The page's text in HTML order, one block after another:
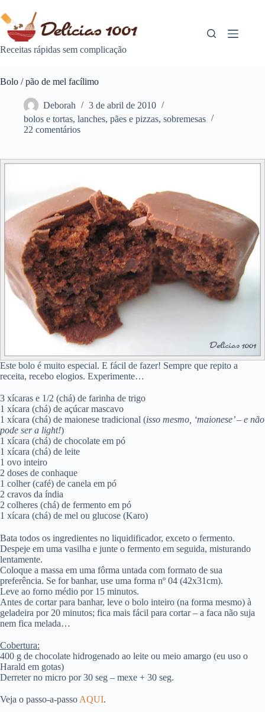
para
conteúdo
Receitas rápidas sem complicação
Bolo / pão de mel facílimo
Deborah
3 de abril de 2010
bolos e tortas, lanches, pães e pizzas, sobremesas
22 comentários
Este bolo é muito especial. E fácil de fazer! Sempre que repito a
receita, recebo elogios. Experimente…
3 xícaras e 1/2 (chá) de farinha de trigo
1 xícara (chá) de açúcar mascavo
1 xícara (chá) de maionese tradicional (isso mesmo, ‘maionese’ – e não
pode ser a light!)
1 xícara (chá) de chocolate em pó
1 xícara (chá) de leite
1 ovo inteiro
2 doses de conhaque
1 colher (café) de canela em pó
2 cravos da índia
2 colheres (chá) de fermento em pó
1 xícara (chá) de mel ou glucose (Karo)
Bata todos os ingredientes no liquidificador, exceto o fermento.
Despeje em uma vasilha e junte o fermento em seguida, misturando
lentamente.
Coloque a massa em uma fôrma untada com formato de sua
preferência. Se for banhar, use uma forma nº 04 (42x31cm).
Leve ao forno médio por 15 minutos.
Antes de cortar para banhar, leve o bolo inteiro (na forma mesmo) à
geladeira por 20 minutos; fica mais fácil para cortar – a faca não suja
nem fica melada…
Cobertura:
400 g de chocolate hidrogenado ao leite ou meio amargo (eu uso o
Harald em gotas)
Derreter no micro por 30 seg – mexe + 30 seg.
Veja o passo-a-passo AQUI.